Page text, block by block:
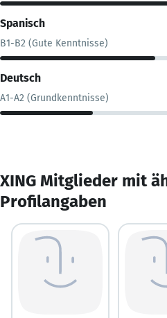
Spanisch
B1-B2 (Gute Kenntnisse)
Deutsch
A1-A2 (Grundkenntnisse)
XING Mitglieder mit
Profilangaben